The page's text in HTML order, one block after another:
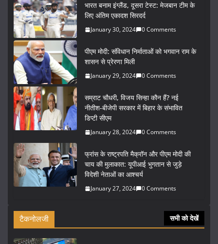
भारत बनाम इंग्लैंड, दूसरा टेस्ट: मेजबान टीम के
लिए अंतिम एकादश सिरदर्द
January 30, 2024 0 Comments
पीएम मोदी: संविधान निर्माताओं को भगवान राम के
शासन से प्रेरणा मिली
January 29, 2024 0 Comments
सम्राट चौधरी, विजय सिन्हा कौन हैं? नई
नीतीश-बीजेपी सरकार में बिहार के संभावित
डिप्टी सीएम
January 28, 2024 0 Comments
फ्रांस के राष्ट्रपति मैक्रॉन और पीएम मोदी की
चाय की मुलाकात: यूपीआई भुगतान से जुड़े
विदेशी नेताओं का आश्चर्य
January 27, 2024 0 Comments
टैकनोलजी सभी को देखें